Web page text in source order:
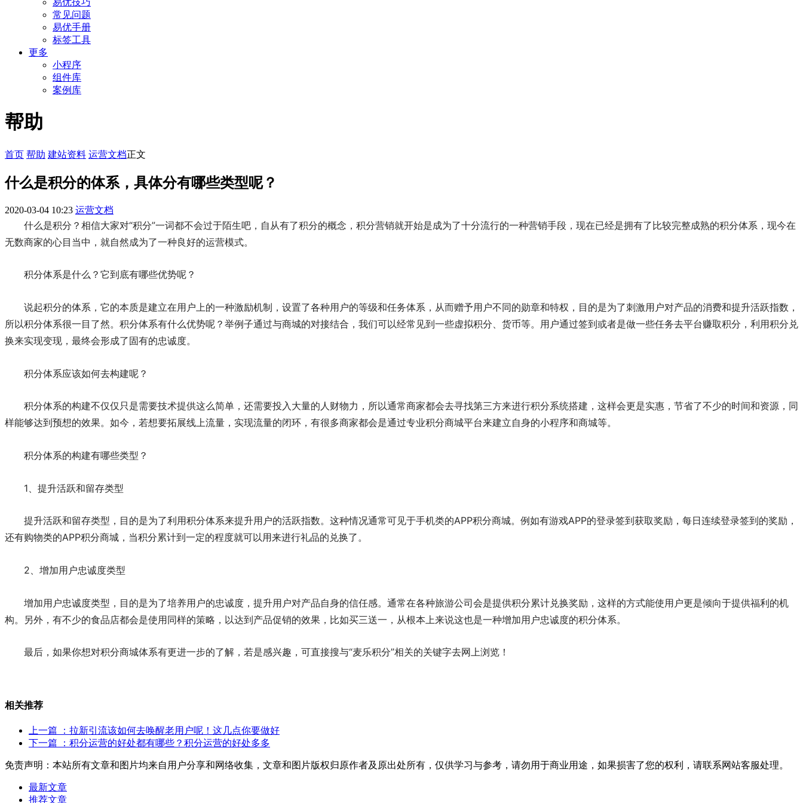
易优技巧
常见问题
易优手册
标签工具
更多
小程序
组件库
案例库
帮助
首页 帮助 建站资料 运营文档正文
什么是积分的体系，具体分有哪些类型呢？
2020-03-04 10:23 运营文档
什么是积分？相信大家对“积分”一词都不会过于陌生吧，自从有了积分的概念，积分营销就开始是成为了十分流行的一种营销手段，现在已经是拥有了比较完整成熟的积分体系，现今在
无数商家的心目当中，就自然成为了一种良好的运营模式。
积分体系是什么？它到底有哪些优势呢？
说起积分的体系，它的本质是建立在用户上的一种激励机制，设置了各种用户的等级和任务体系，从而赠予用户不同的勋章和特权，目的是为了刺激用户对产品的消费和提升活跃指数，
所以积分体系很一目了然。积分体系有什么优势呢？举例子通过与商城的对接结合，我们可以经常见到一些虚拟积分、货币等。用户通过签到或者是做一些任务去平台赚取积分，利用积分兑
换来实现变现，最终会形成了固有的忠诚度。
积分体系应该如何去构建呢？
积分体系的构建不仅仅只是需要技术提供这么简单，还需要投入大量的人财物力，所以通常商家都会去寻找第三方来进行积分系统搭建，这样会更是实惠，节省了不少的时间和资源，同
样能够达到预想的效果。如今，若想要拓展线上流量，实现流量的闭环，有很多商家都会是通过专业积分商城平台来建立自身的小程序和商城等。
积分体系的构建有哪些类型？
1、提升活跃和留存类型
提升活跃和留存类型，目的是为了利用积分体系来提升用户的活跃指数。这种情况通常可见于手机类的APP积分商城。例如有游戏APP的登录签到获取奖励，每日连续登录签到的奖励，
还有购物类的APP积分商城，当积分累计到一定的程度就可以用来进行礼品的兑换了。
2、增加用户忠诚度类型
增加用户忠诚度类型，目的是为了培养用户的忠诚度，提升用户对产品自身的信任感。通常在各种旅游公司会是提供积分累计兑换奖励，这样的方式能使用户更是倾向于提供福利的机
构。另外，有不少的食品店都会是使用同样的策略，以达到产品促销的效果，比如买三送一，从根本上来说这也是一种增加用户忠诚度的积分体系。
最后，如果你想对积分商城体系有更进一步的了解，若是感兴趣，可直接搜与“麦乐积分”相关的关键字去网上浏览！
相关推荐
上一篇
：拉新引流该如何去唤醒老用户呢！这几点你要做好
下一篇
：积分运营的好处都有哪些？积分运营的好处多多
免责声明：本站所有文章和图片均来自用户分享和网络收集，文章和图片版权归原作者及原出处所有，仅供学习与参考，请勿用于商业用途，如果损害了您的权利，请联系网站客服处理。
最新文章
推荐文章